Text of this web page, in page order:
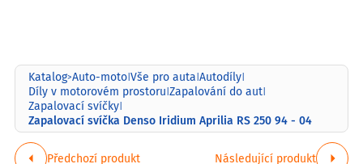
Katalog>Auto-moto|Vše pro auta|Autodíly|
Díly v motorovém prostoru|Zapalování do aut|
Zapalovací svíčky|
Zapalovací svíčka Denso Iridium Aprilia RS 250 94 - 04
Předchozí produkt Následující produkt